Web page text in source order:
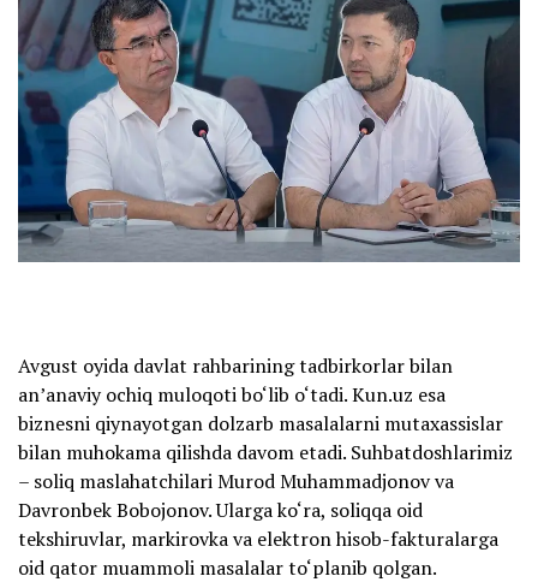
Avgust oyida davlat rahbarining tadbirkorlar bilan
an’anaviy ochiq muloqoti bo‘lib o‘tadi. Kun.uz esa
biznesni qiynayotgan dolzarb masalalarni mutaxassislar
bilan muhokama qilishda davom etadi. Suhbatdoshlarimiz
– soliq maslahatchilari Murod Muhammadjonov va
Davronbek Bobojonov. Ularga ko‘ra, soliqqa oid
tekshiruvlar, markirovka va elektron hisob-fakturalarga
oid qator muammoli masalalar to‘planib qolgan.